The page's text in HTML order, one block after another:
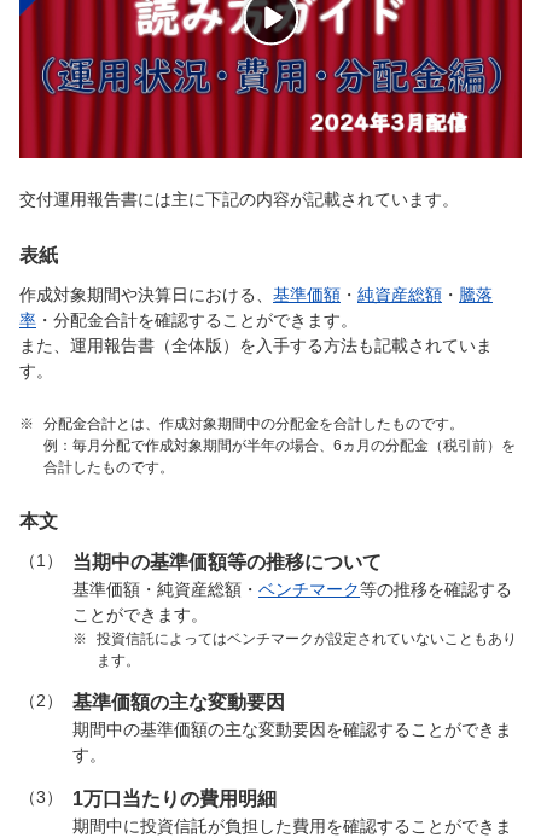
交付運用報告書には主に下記の内容が記載されています。
表紙
作成対象期間や決算日における、 基準価額 ・ 純資産総額 ・ 騰落
率 ・分配金合計を確認することができます。
また、運用報告書（全体版）を入手する方法も記載されていま
す。
※
分配金合計とは、作成対象期間中の分配金を合計したものです。
例：毎月分配で作成対象期間が半年の場合、6ヵ月の分配金（税引前）を
合計したものです。
本文
（1） 当期中の基準価額等の推移について
基準価額・純資産総額・ ベンチマーク等の推移を確認する
ことができます。
※
投資信託によってはベンチマークが設定されていないこともあり
ます。
（2） 基準価額の主な変動要因
期間中の基準価額の主な変動要因を確認することができま
す。
（3） 1万口当たりの費用明細
期間中に投資信託が負担した費用を確認することができま